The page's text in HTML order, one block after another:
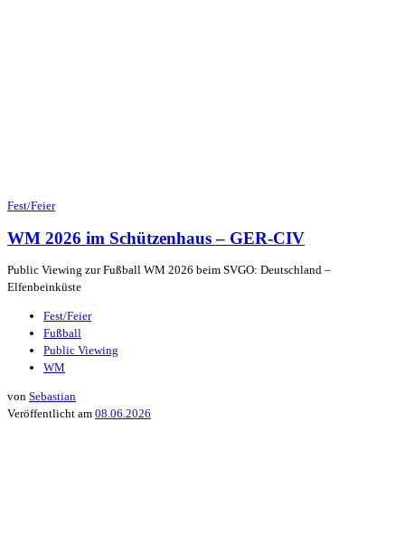
Fest/Feier
WM 2026 im Schützenhaus – GER-CIV
Public Viewing zur Fußball WM 2026 beim SVGO: Deutschland –
Elfenbeinküste
Fest/Feier
Fußball
Public Viewing
WM
von Sebastian
Veröffentlicht am 08.06.2026